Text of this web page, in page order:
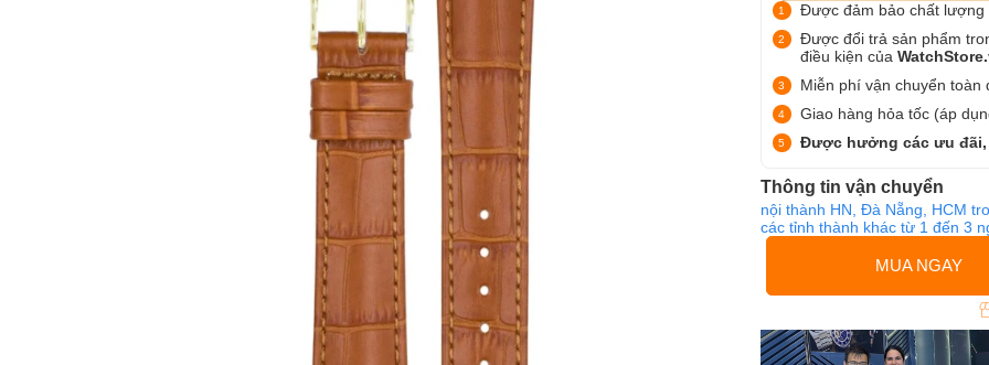
Được đảm bảo chất lượng
Được đổi trả sản phẩm
điều kiện của
Miễn phí vận chuyển toàn
Giao hàng hỏa tốc (áp
Được hưởng các ưu đãi,
Thông tin vận chuyển
nội thành HN, Đà Nẵng, HCM
các tỉnh thành khác từ 1 đến 3
MUA NGAY